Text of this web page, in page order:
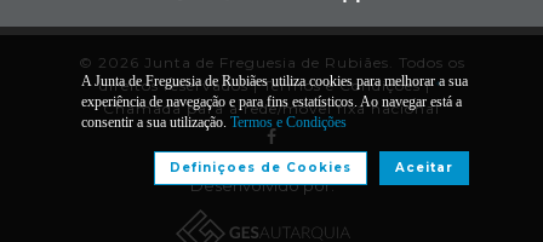
© 2026 Junta de Freguesia de Rubiães. Todos os
direitos reservados |Termos e Condições|*
Chamada para a rede/móvel fixa nacional
Desenvolvido por:
A Junta de Freguesia de Rubiães utiliza cookies para melhorar a sua
experiência de navegação e para fins estatísticos. Ao navegar está a
consentir a sua utilização. Termos e Condições
Aceitar
Definiçoes de Cookies